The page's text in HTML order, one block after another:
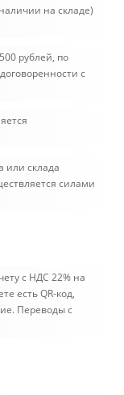
на складе)
рублей, по
с
или склада
силами
c НДС 22% на
есть QR-код,
Переводы с